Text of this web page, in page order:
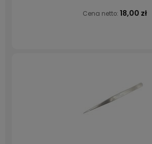
Cena netto: 18,00 zł